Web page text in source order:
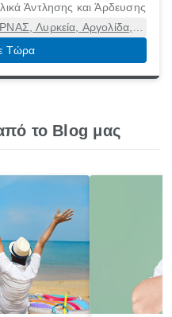
Άντλησης και Άρδευσης
Λυρκεία, Αργολίδα,
Τώρα
το Blog μας